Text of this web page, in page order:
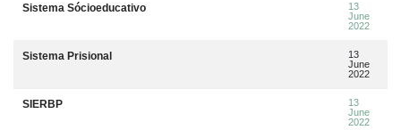
Sistema Sócioeducativo
13
June
2022
Sistema Prisional
13
June
2022
SIERBP
13
June
2022